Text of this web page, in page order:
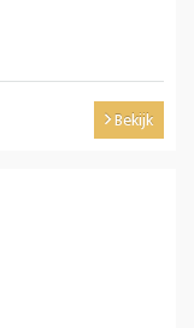
Bekijk